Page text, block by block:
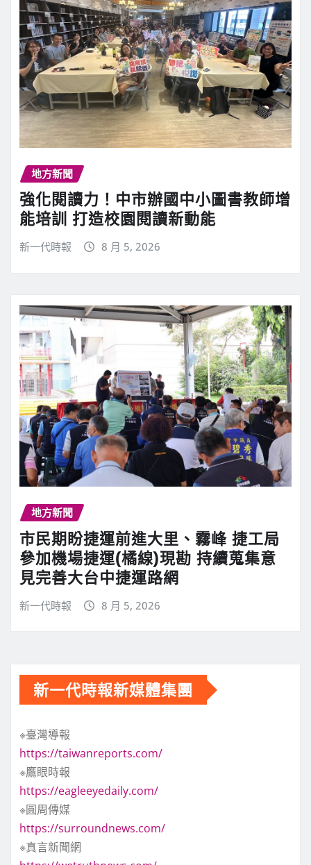
地方新聞
強化閱讀力！中市辦國中小圖書教師增
能培訓 打造校園閱讀新動能
新一代時報 8 月 5, 2026
地方新聞
市民期盼捷運前進大里、霧峰 捷工局
參加機場捷運(橘線)現勘 持續蒐集意
見完善大台中捷運路網
新一代時報 8 月 5, 2026
新一代時報新媒體集團
※臺灣導報
https://taiwanreports.com/
※鷹眼時報
https://eagleeyedaily.com/
※圓周傳媒
https://surroundnews.com/
※真言新聞網